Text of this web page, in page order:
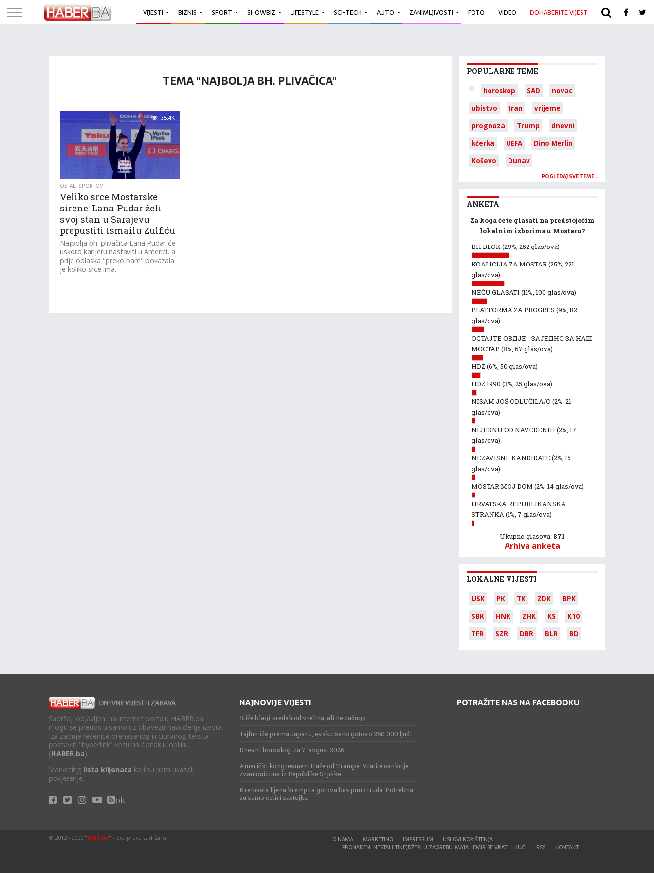
VIJESTI BIZNIS SPORT SHOWBIZ LIFESTYLE SCI-TECH AUTO ZANIMLJIVOSTI FOTO VIDEO DOHABERITE VIJEST ARHIVA
TEMA "NAJBOLJA BH. PLIVAČICA"
35.4K
OSTALI SPORTOVI
Veliko srce Mostarske
sirene: Lana Pudar želi
svoj stan u Sarajevu
prepustiti Ismailu Zulfiću
Najbolja bh. plivačica Lana Pudar će
uskoro karijeru nastaviti u Americi, a
prije odlaska "preko bare" pokazala
je koliko srce ima.
POPULARNE TEME
horoskop SAD
novac
ubistvo
Iran
vrijeme
prognoza
Trump
dnevni
kćerka
UEFA
Dino Merlin
Koševo
Dunav
POGLEDAJ SVE TEME…
ANKETA
Za koga ćete glasati na predstojećim
lokalnim izborima u Mostaru?
BH BLOK(29%, 252 glas/ova)
KOALICIJA ZA MOSTAR(25%, 221
glas/ova)
NEĆU GLASATI (11%, 100 glas/ova)
PLATFORMA ZA PROGRES (9%, 82
glas/ova)
ОСТАЈТЕ ОВДЈЕ - ЗАЈЕДНО ЗА НАШ
МОСТАР (8%, 67 glas/ova)
HDZ (6%, 50 glas/ova)
HDZ 1990 (3%, 25 glas/ova)
NISAM JOŠ ODLUČILA/O (2%, 21
glas/ova)
NIJEDNU OD NAVEDENIH (2%, 17
glas/ova)
NEZAVISNE KANDIDATE (2%, 15
glas/ova)
MOSTAR MOJ DOM (2%, 14 glas/ova)
HRVATSKA REPUBLIKANSKA
STRANKA(1%, 7 glas/ova)
Ukupno glasova: 871
Arhiva anketa
LOKALNE VIJESTI
USK PK TK ZDK
BPK
SBK
HNK ZHK KS
K10
TFR
SZR DBR BLR BD
Sadržaji objavljeni na internet portalu HABER.ba
mogu se prenositi samo uz obavezu navođenja izvora.
Iza zadnje rečenice prenesenog ili citiranog teksta
postaviti "hyperlink" vezu na članak u obliku
(HABER.ba).
Marketing lista klijenata koji su nam ukazali
povjerenje.
ok
NAJNOVIJE VIJESTI
Stiže blagi predah od vrelina, ali ne zadugo
Tajfun ide prema Japanu, evakuisano gotovo 260.000 ljudi
Dnevni horoskop za 7. avgust 2026.
Američki kongresmeni traže od Trampa: Vratite sankcije
zvaničnicima iz Republike Srpske
Kremasta lijena krempita gotova bez puno truda: Potrebna
su samo četiri sastojka
POTRAŽITE NAS NA FACEBOOKU
O NAMA MARKETING IMPRESSUM
USLOVI KORIŠTENJA
PRONAĐENI NESTALI TINEJDŽERI U ZAGREBU: MAJA I EMIR SE VRATILI KUĆI
RSS KONTAKT
© 2012 - 2020 "NMS.ba" - Sva prava zadržana.